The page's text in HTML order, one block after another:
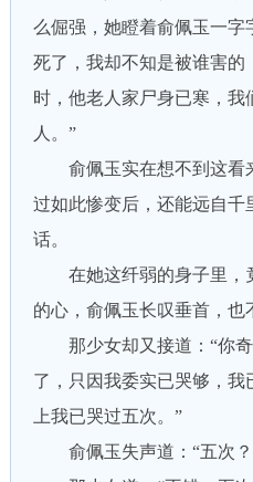
么倔强，她瞪着俞佩玉一字
死了，我却不知是被谁害
时，他老人家尸身已寒，我
人。”
俞佩玉实在想不到这看
过如此惨变后，还能远自
话。
在她这纤弱的身子里，
的心，俞佩玉长叹垂首，也
那少女却又接道：“你奇
了，只因我委实已哭够，
上我已哭过五次。”
俞佩玉失声道：“五次？